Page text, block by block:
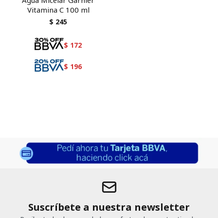
Vitamina C 100 ml
$ 245
$ 172
$ 196
Suscríbete a nuestra newsletter